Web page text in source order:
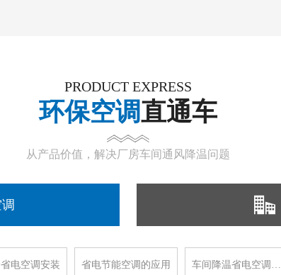
PRODUCT EXPRESS
环保空调直通车
从产品价值，解决厂房车间通风降温问题
电空调安装 省电节能空调的应用 车间降温省电空调…